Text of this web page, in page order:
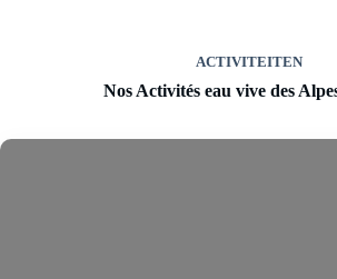
ACTIVITEITEN
Nos Activités eau vive des